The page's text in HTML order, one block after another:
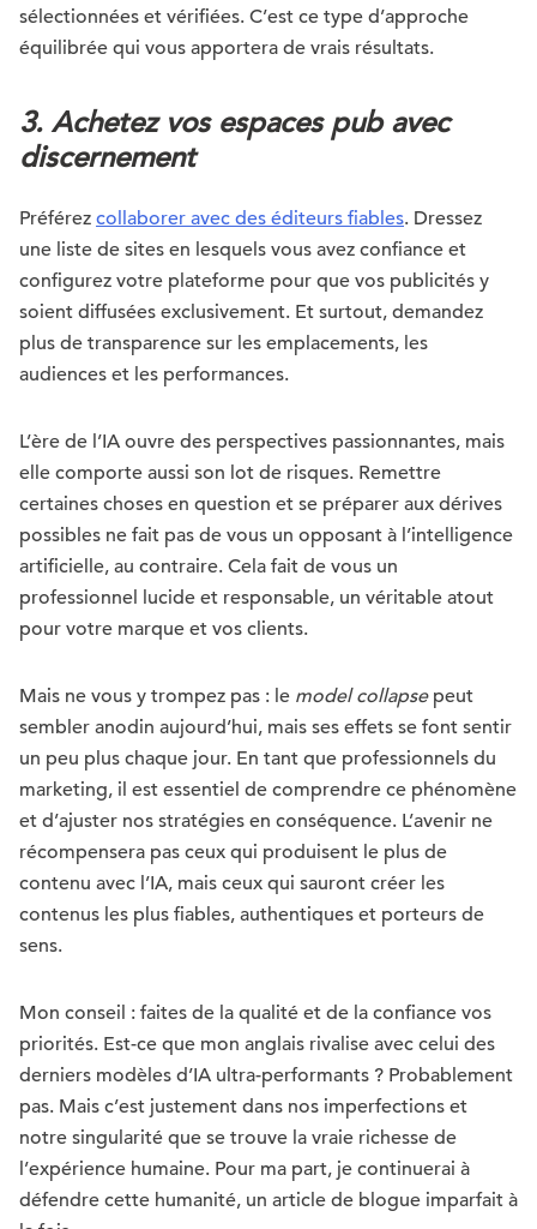
sélectionnées et vérifiées. C’est ce type d’approche
équilibrée qui vous apportera de vrais résultats.
3. Achetez vos espaces pub avec
discernement
Préférez collaborer avec des éditeurs fiables. Dressez
une liste de sites en lesquels vous avez confiance et
configurez votre plateforme pour que vos publicités y
soient diffusées exclusivement. Et surtout, demandez
plus de transparence sur les emplacements, les
audiences et les performances.
L’ère de l’IA ouvre des perspectives passionnantes, mais
elle comporte aussi son lot de risques. Remettre
certaines choses en question et se préparer aux dérives
possibles ne fait pas de vous un opposant à l’intelligence
artificielle, au contraire. Cela fait de vous un
professionnel lucide et responsable, un véritable atout
pour votre marque et vos clients.
Mais ne vous y trompez pas : le model collapsepeut
sembler anodin aujourd’hui, mais ses effets se font sentir
un peu plus chaque jour. En tant que professionnels du
marketing, il est essentiel de comprendre ce phénomène
et d’ajuster nos stratégies en conséquence. L’avenir ne
récompensera pas ceux qui produisent le plus de
contenu avec l’IA, mais ceux qui sauront créer les
contenus les plus fiables, authentiques et porteurs de
sens.
Mon conseil : faites de la qualité et de la confiance vos
priorités. Est-ce que mon anglais rivalise avec celui des
derniers modèles d’IA ultra-performants ? Probablement
pas. Mais c’est justement dans nos imperfections et
notre singularité que se trouve la vraie richesse de
l’expérience humaine. Pour ma part, je continuerai à
défendre cette humanité, un article de blogue imparfait à